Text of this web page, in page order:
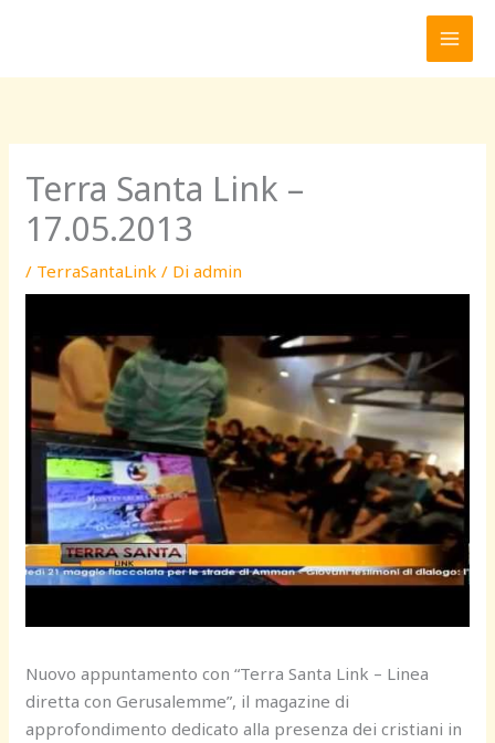
Terra Santa Link –
17.05.2013
/ TerraSantaLink / Diadmin
Nuovo appuntamento con “Terra Santa Link – Linea
diretta con Gerusalemme”, il magazine di
approfondimento dedicato alla presenza dei cristiani in